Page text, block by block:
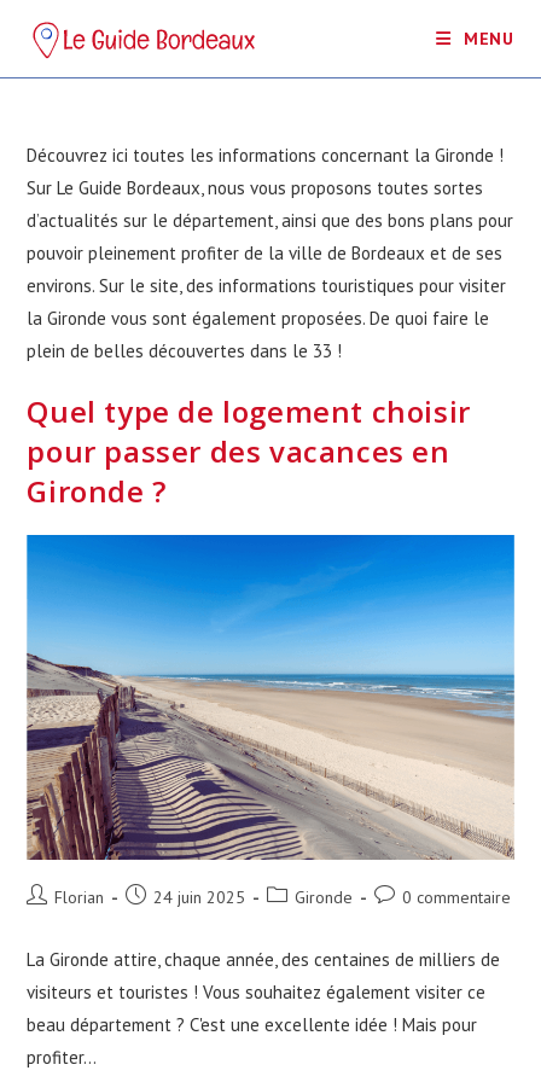
content
MENU
Découvrez ici toutes les informations concernant la Gironde !
Sur Le Guide Bordeaux, nous vous proposons toutes sortes
d’actualités sur le département, ainsi que des bons plans pour
pouvoir pleinement profiter de la ville de Bordeaux et de ses
environs. Sur le site, des informations touristiques pour visiter
la Gironde vous sont également proposées. De quoi faire le
plein de belles découvertes dans le 33 !
Quel type de logement choisir
pour passer des vacances en
Gironde ?
Auteur/autrice
publication :
Florian
Publication
24 juin 2025
PostGironde
Commentaires
publication :
0 commentaire
La Gironde attire, chaque année, des centaines de milliers de
visiteurs et touristes ! Vous souhaitez également visiter ce
beau département ? C'est une excellente idée ! Mais pour
profiter…